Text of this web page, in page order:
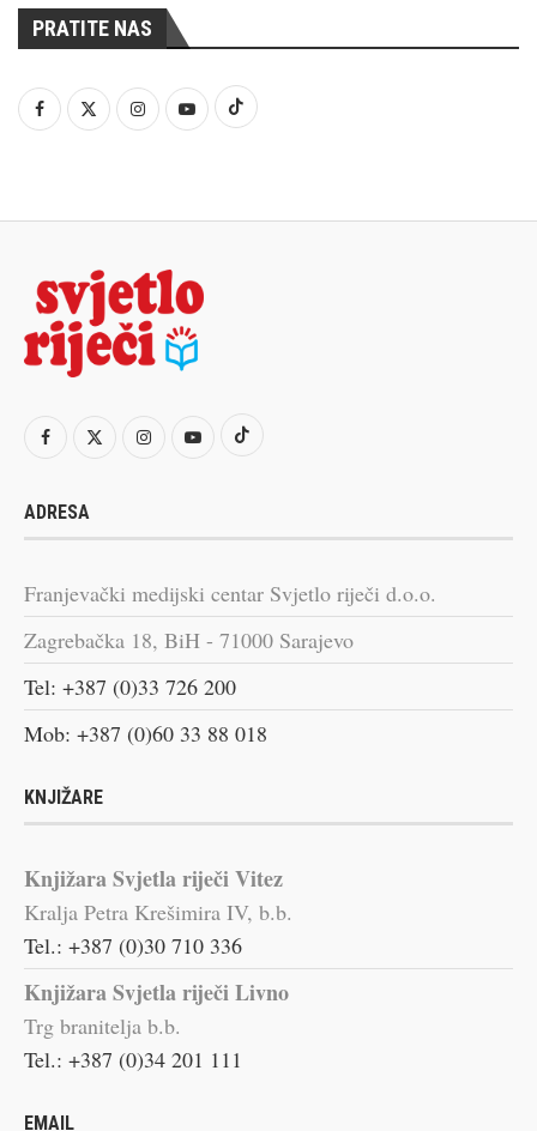
PRATITE NAS
ADRESA
Franjevački medijski centar Svjetlo riječi d.o.o.
Zagrebačka 18, BiH - 71000 Sarajevo
Tel: +387 (0)33 726 200
Mob: +387 (0)60 33 88 018
KNJIŽARE
Knjižara Svjetla riječi Vitez
Kralja Petra Krešimira IV, b.b.
Tel.: +387 (0)30 710 336
Knjižara Svjetla riječi Livno
Trg branitelja b.b.
Tel.: +387 (0)34 201 111
EMAIL